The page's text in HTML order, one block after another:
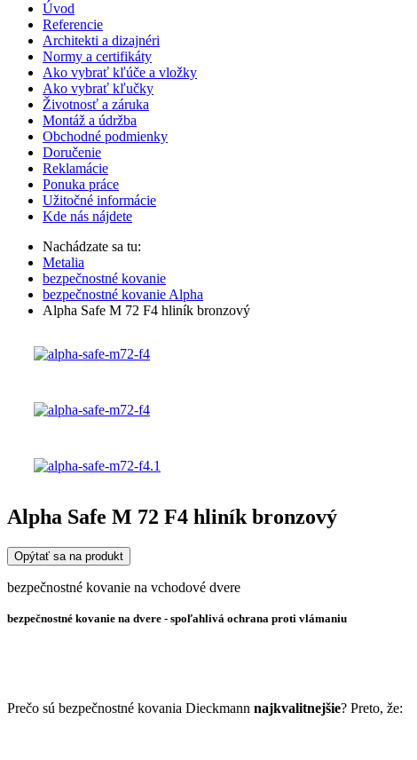
Úvod
Referencie
Architekti a dizajnéri
Normy a certifikáty
Ako vybrať kľúče a vložky
Ako vybrať kľučky
Životnosť a záruka
Montáž a údržba
Obchodné podmienky
Doručenie
Reklamácie
Ponuka práce
Užitočné informácie
Kde nás nájdete
Nachádzate sa tu:
Metalia
bezpečnostné kovanie
bezpečnostné kovanie Alpha
Alpha Safe M 72 F4 hliník bronzový
Alpha Safe M 72 F4 hliník bronzový
Opýtať sa na produkt
bezpečnostné kovanie na vchodové dvere
bezpečnostné kovanie na dvere - spoľahlivá ochrana proti vlámaniu
Prečo sú bezpečnostné kovania Dieckmann najkvalitnejšie? Preto, že: